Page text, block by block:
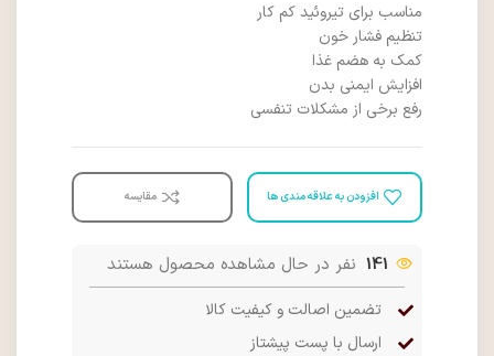
مناسب برای تیروئید کم کار
تنظیم فشار خون
کمک به هضم غذا
افزایش ایمنی بدن
رفع برخی از مشکلات تنفسی
افزودن به علاقه مندی ها مقایسه
141 نفر در حال مشاهده محصول هستند
تضمین اصالت و کیفیت کالا
ارسال با پست پیشتاز